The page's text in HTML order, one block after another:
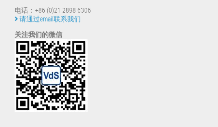
电话：+86 (0)21 2898 6306
请通过email联系我们
关注我们的微信